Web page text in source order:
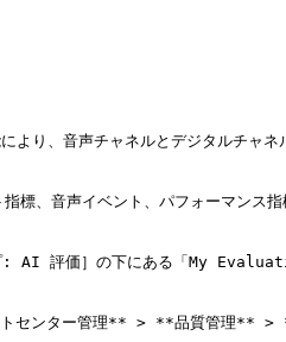
り、音声チャネルとデジタルチャ
、音声イベント、パフォーマンス
: AI 評価］の下にある「My
クトセンター管理** > **品質管理**